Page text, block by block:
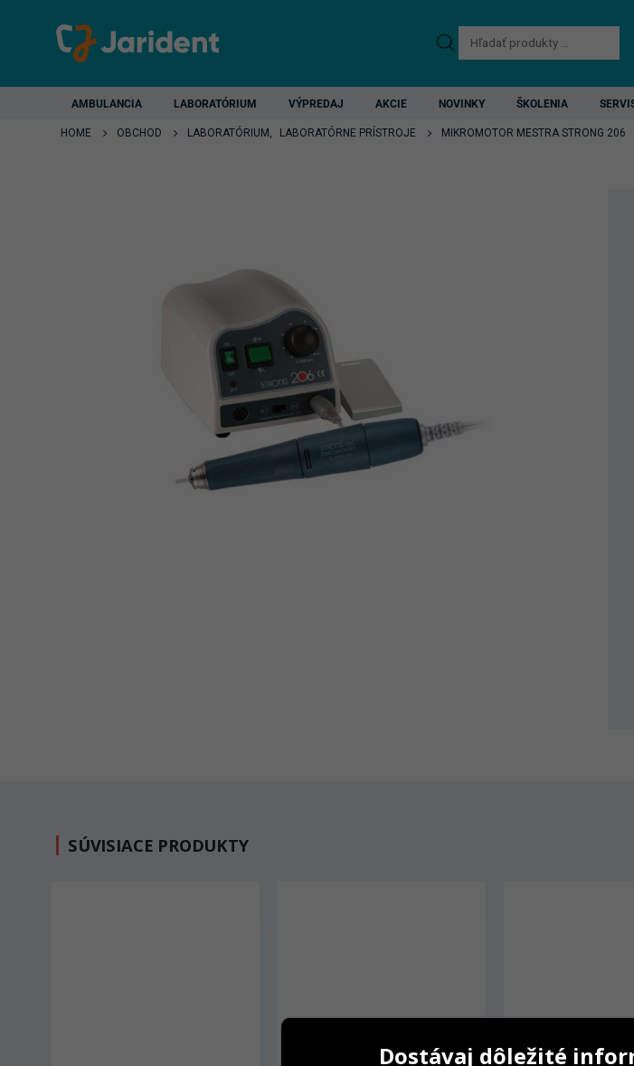
Products
search
AMBULANCIA LABORATÓRIUM VÝPREDAJ AKCIE NOVINKY ŠKOLENIA
HOME OBCHOD LABORATÓRIUM , LABORATÓRNE PRÍSTROJE MIKROMOTOR MESTRA STRONG 206
SÚVISIACE PRODUKTY
Dostávaj dôležité